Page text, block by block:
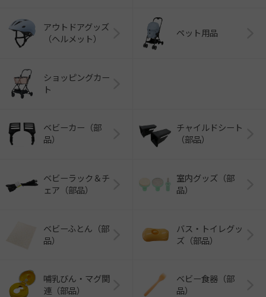
アウトドアグッズ
（ヘルメット）
ペット用品
ショッピングカー
ト
ベビーカー（部
品）
チャイルドシート
（部品）
ベビーラック＆チ
ェア（部品）
室内グッズ（部
品）
ベビーふとん（部
品）
バス・トイレグッ
ズ（部品）
哺乳びん・マグ関
連（部品）
ベビー食器（部
品）